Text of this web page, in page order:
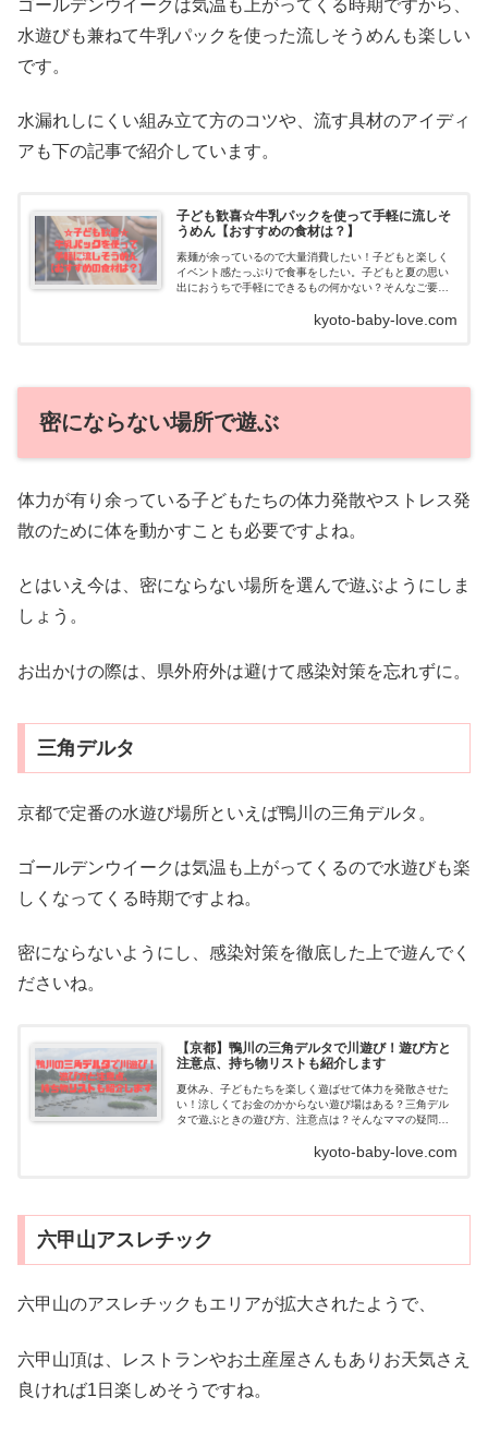
ゴールデンウイークは気温も上がってくる時期ですから、
水遊びも兼ねて牛乳パックを使った流しそうめんも楽しい
です。
水漏れしにくい組み立て方のコツや、流す具材のアイディ
アも下の記事で紹介しています。
子ども歓喜☆牛乳パックを使って手軽に流しそ
うめん【おすすめの食材は？】
素麺が余っているので大量消費したい！子どもと楽しく
イベント感たっぷりで食事をしたい。子どもと夏の思い
出におうちで手軽にできるもの何かない？そんなご要望
kyoto-baby-love.com
密にならない場所で遊ぶ
体力が有り余っている子どもたちの体力発散やストレス発
散のために体を動かすことも必要ですよね。
とはいえ今は、密にならない場所を選んで遊ぶようにしま
しょう。
お出かけの際は、県外府外は避けて感染対策を忘れずに。
三角デルタ
京都で定番の水遊び場所といえば鴨川の三角デルタ。
ゴールデンウイークは気温も上がってくるので水遊びも楽
しくなってくる時期ですよね。
密にならないようにし、感染対策を徹底した上で遊んでく
ださいね。
【京都】鴨川の三角デルタで川遊び！遊び方と
注意点、持ち物リストも紹介します
夏休み、子どもたちを楽しく遊ばせて体力を発散させた
い！涼しくてお金のかからない遊び場はある？三角デル
タで遊ぶときの遊び方、注意点は？そんなママの疑問に
kyoto-baby-love.com
六甲山アスレチック
六甲山のアスレチックもエリアが拡大されたようで、
六甲山頂は、レストランやお土産屋さんもありお天気さえ
良ければ1日楽しめそうですね。